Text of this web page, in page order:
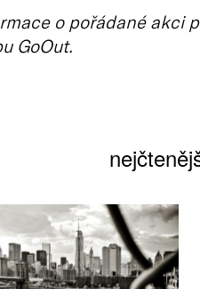
o pořádané akci
GoOut.